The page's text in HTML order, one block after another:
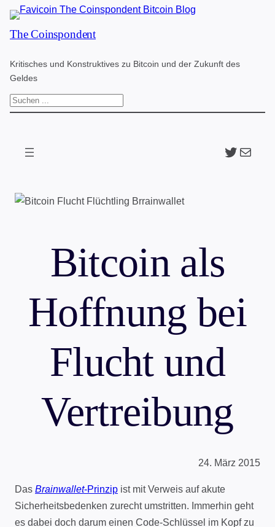
Zum
Inhalt
The Coinspondent
Kritisches und Konstruktives zu Bitcoin und der Zukunft des
Geldes
S
Twitter
The
Bitcoin als
Hoffnung bei
Flucht und
Vertreibung
24. März 2015
Das Brainwallet-Prinzip ist mit Verweis auf akute
Sicherheitsbedenken zurecht umstritten. Immerhin geht
es dabei doch darum einen Code-Schlüssel im Kopf zu